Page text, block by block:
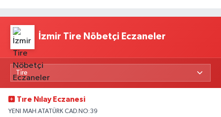
İzmir Tire Nöbetçi Eczaneler
Tıre Nılay Eczanesi
YENI MAH.ATATÜRK CAD.NO:39